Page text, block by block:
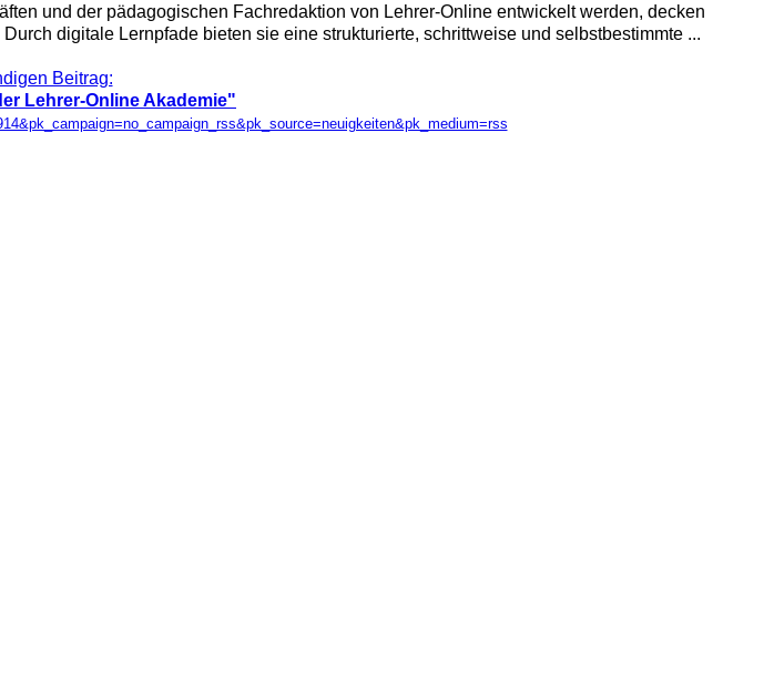
und der pädagogischen Fachredaktion von Lehrer-Online entwickelt werden, decken
digitale Lernpfade bieten sie eine strukturierte, schrittweise und selbstbestimmte ...
Beitrag:
Lehrer-Online Akademie"